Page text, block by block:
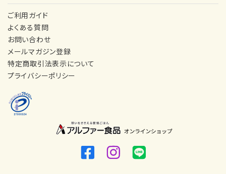
ご利用ガイド
よくある質問
お問い合わせ
メールマガジン登録
特定商取引法表示について
プライバシーポリシー